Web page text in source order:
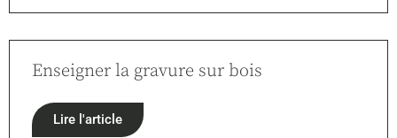
Enseigner la gravure sur bois
Lire l'article